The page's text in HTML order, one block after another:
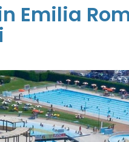
Emilia